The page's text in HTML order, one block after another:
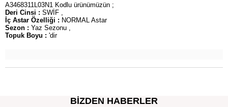
A3468311L03N1 Kodlu ürünümüzün ;
Deri Cinsi : SWİF ,
İç Astar Özelliği : NORMAL Astar
Sezon : Yaz Sezonu ,
Topuk Boyu : 'dir
BIZDEN HABERLER